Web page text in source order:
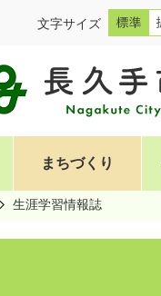
文字サイズ
まちづくり
生涯学習情報誌